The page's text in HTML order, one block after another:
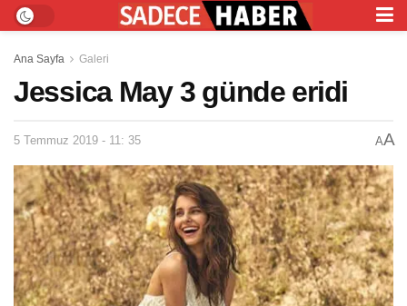
Ana Sayfa Galeri
Jessica May 3 günde eridi
5 Temmuz 2019 - 11: 35 AA